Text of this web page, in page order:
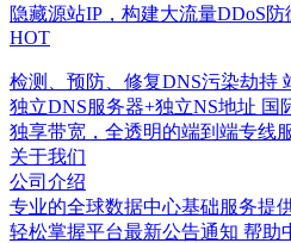
隐藏源站IP，构建大流量DDoS防
HOT
检测、预防、修复DNS污染劫持
独立DNS服务器+独立NS地址 国
独享带宽，全透明的端到端专线
关于我们
公司介绍
专业的全球数据中心基础服务提
轻松掌握平台最新公告通知 帮助